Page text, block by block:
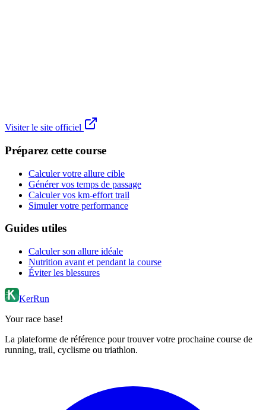
Visiter le site officiel
Préparez cette course
Calculer votre allure cible
Générer vos temps de passage
Calculer vos km-effort trail
Simuler votre performance
Guides utiles
Calculer son allure idéale
Nutrition avant et pendant la course
Éviter les blessures
KerRun
Your race base!
La plateforme de référence pour trouver votre prochaine course de
running, trail, cyclisme ou triathlon.